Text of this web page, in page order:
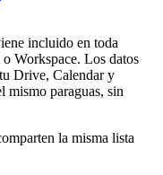
incluido en toda
Workspace. Los datos
Drive, Calendar y
mismo paraguas, sin
la misma lista